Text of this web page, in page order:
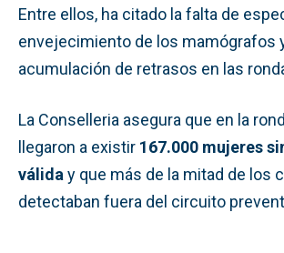
Entre ellos, ha citado la falta de
envejecimiento de los mamógrafos
acumulación de retrasos en las
La Conselleria asegura que en la
llegaron a existir 167.000 mujeres
válida y que más de la mitad de los
detectaban fuera del circuito